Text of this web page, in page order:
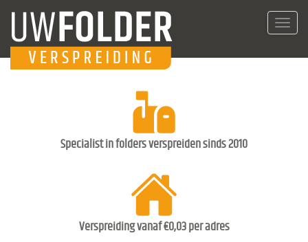
Specialist in folders verspreiden sinds 2010
Verspreiding vanaf €0,03 per adres